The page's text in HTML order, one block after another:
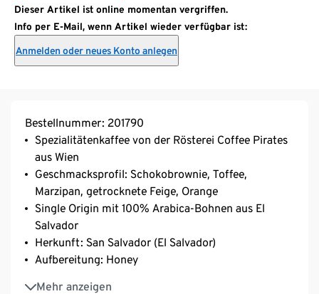
Dieser Artikel ist online momentan vergriffen.
Info per E-Mail, wenn Artikel wieder verfügbar ist:
Anmelden oder neues Konto anlegen
Bestellnummer: 201790
Spezialitätenkaffee von der Rösterei Coffee Pirates
aus Wien
Geschmacksprofil: Schokobrownie, Toffee,
Marzipan, getrocknete Feige, Orange
Single Origin mit 100% Arabica-Bohnen aus El
Salvador
Herkunft: San Salvador (El Salvador)
Aufbereitung: Honey
Mehr anzeigen
Varietät: Bourbon, Pacas